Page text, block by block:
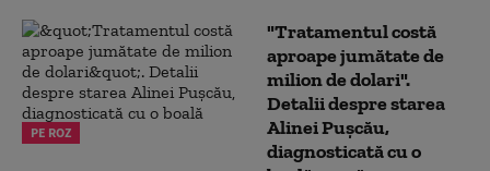
PE ROZ
"Tratamentul costă
aproape jumătate de
milion de dolari".
Detalii despre starea
Alinei Pușcău,
diagnosticată cu o